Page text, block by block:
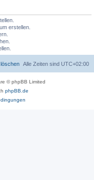
erstellen.
Alle Zeiten sind UTC+02:00
© phpBB Limited
phpBB.de